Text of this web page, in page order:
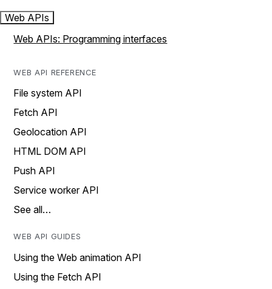
Web APIs
Web APIs: Programming interfaces
WEB API REFERENCE
File system API
Fetch API
Geolocation API
HTML DOM API
Push API
Service worker API
See all…
WEB API GUIDES
Using the Web animation API
Using the Fetch API